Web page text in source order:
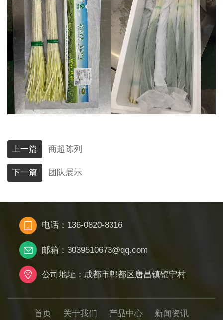
上一篇 商超陈列
下一篇 团队展示
电话：136-0820-8316
邮箱：3039510673@qq.com
公司地址：成都市郫都区唐昌镇锦宁村
首页 关于我们 产品中心 新闻资讯